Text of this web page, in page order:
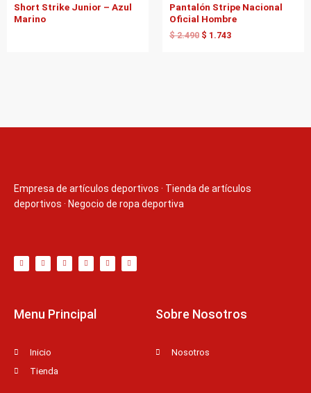
Short Strike Junior – Azul
Marino
Pantalón Stripe Nacional
Oficial Hombre
$2.490
era:
$ 2.490.
$ 1.743
es:
$ 1.743.
Empresa de artículos deportivos · Tienda de artículos
deportivos · Negocio de ropa deportiva
i
t
t
c
e
b
i
b
b
u
t
u
n
t
e
d
i
u
Menu Principal
Inicio
Tienda
Sobre Nosotros
Nosotros